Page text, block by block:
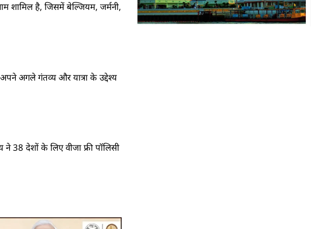
शामिल है, जिसमें बेल्जियम, जर्मनी,
अपने अगले गंतव्य और यात्रा के उद्देश्य
ने 38 देशों के लिए वीजा फ्री पॉलिसी